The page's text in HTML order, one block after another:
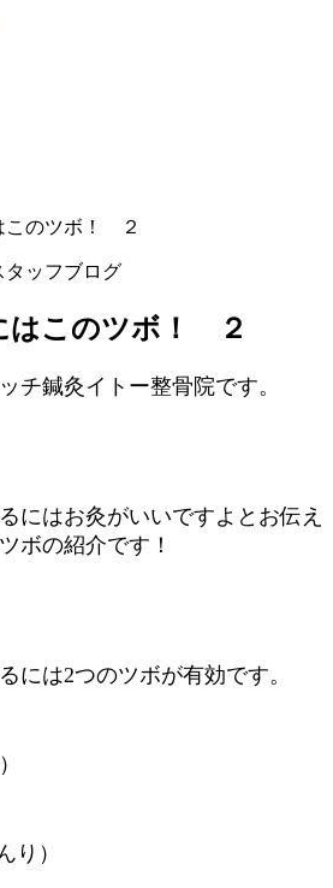
このツボ！ ２
タッフブログ
はこのツボ！ ２
チ鍼灸イトー整骨院です。
にはお灸がいいですよとお伝え
ボの紹介です！
には2つのツボが有効です。
）